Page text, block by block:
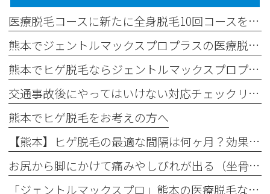
医療脱毛コースに新たに全身脱毛10回コースを追加しました✨
熊本でジェントルマックスプロプラスの医療脱毛なら平山整形外科医院
熊本でヒゲ脱毛ならジェントルマックスプロプラス導入の平山整形外科医院へ
交通事故後にやってはいけない対応チェックリスト
熊本でヒゲ脱毛をお考えの方へ
【熊本】ヒゲ脱毛の最適な間隔は何ヶ月？効果が出る理想の回数と頻度
お尻から脚にかけて痛みやしびれが出る（坐骨神経痛）
「ジェントルマックスプロ」熊本の医療脱毛なら｜最新モデル「ジェントルマックスプロプラス」がおすすめ！